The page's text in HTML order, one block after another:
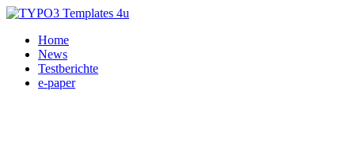
Home
News
Testberichte
e-paper